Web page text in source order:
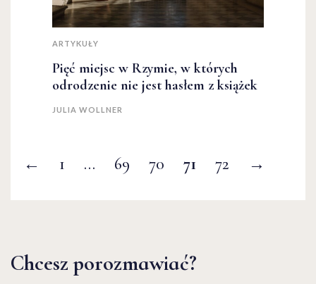
ARTYKUŁY
Pięć miejsc w Rzymie, w których
odrodzenie nie jest hasłem z książek
JULIA WOLLNER
← 1 … 69 70 71 72 →
Chcesz porozmawiać?